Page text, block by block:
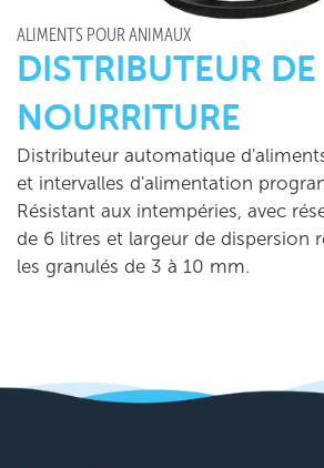
ALIMENTS POUR ANIMAUX
DISTRIBUTEUR DE
NOURRITURE
Distributeur automatique
et intervalles d'alimentation
Résistant aux intempéries, avec
de 6 litres et largeur de dispersion
les granulés de 3 à 10 mm.